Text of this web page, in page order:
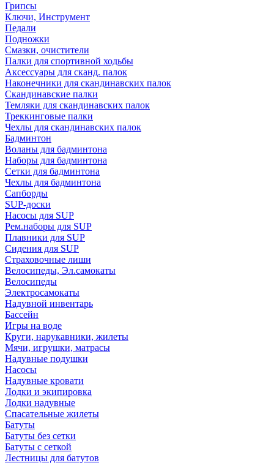
Грипсы
Ключи, Инструмент
Педали
Подножки
Смазки, очистители
Палки для спортивной ходьбы
Аксессуары для сканд. палок
Наконечники для скандинавских палок
Скандинавские палки
Темляки для скандинавских палок
Треккинговые палки
Чехлы для скандинавских палок
Бадминтон
Воланы для бадминтона
Наборы для бадминтона
Сетки для бадминтона
Чехлы для бадминтона
Сапборды
SUP-доски
Насосы для SUP
Рем.наборы для SUP
Плавники для SUP
Сидения для SUP
Страховочные лиши
Велосипеды, Эл.самокаты
Велосипеды
Электросамокаты
Надувной инвентарь
Бассейн
Игры на воде
Круги, нарукавники, жилеты
Мячи, игрушки, матрасы
Надувные подушки
Насосы
Надувные кровати
Лодки и экипировка
Лодки надувные
Спасательные жилеты
Батуты
Батуты без сетки
Батуты с сеткой
Лестницы для батутов